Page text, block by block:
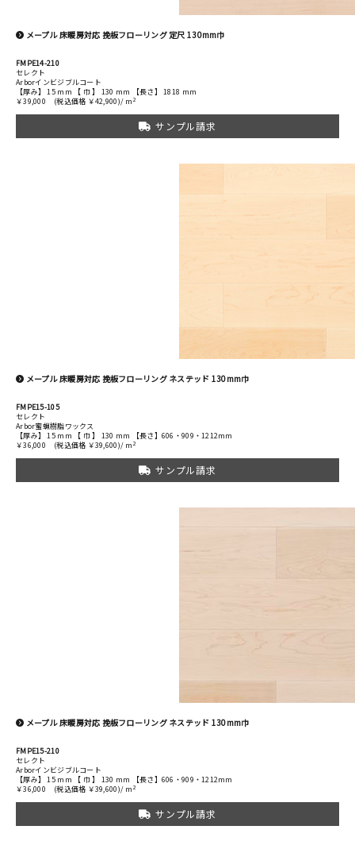
メープル 床暖房対応 挽板フローリング 定尺 130mm巾
FMPE14-210
セレクト
Arborインビジブルコート
【厚み】 15 mm 【 巾 】 130 mm 【長さ】 1818 mm
￥39,000
(税込価格 ￥42,900)/ m 2
サンプル請求
メープル 床暖房対応 挽板フローリング ネステッド 130mm巾
FMPE15-105
セレクト
Arbor蜜蝋樹脂ワックス
【厚み】 15 mm 【 巾 】 130 mm 【長さ】606・909・1212mm
￥36,000
(税込価格 ￥39,600)/ m 2
サンプル請求
メープル 床暖房対応 挽板フローリング ネステッド 130mm巾
FMPE15-210
セレクト
Arborインビジブルコート
【厚み】 15 mm 【 巾 】 130 mm 【長さ】606・909・1212mm
￥36,000
(税込価格 ￥39,600)/ m 2
サンプル請求